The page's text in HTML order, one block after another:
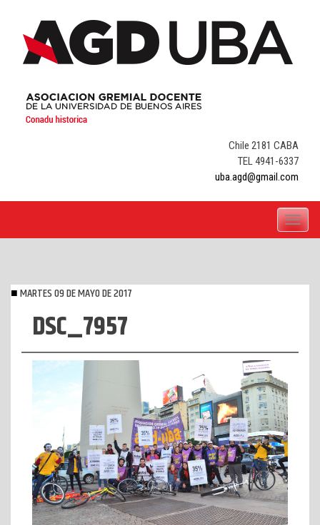
content
Chile 2181 CABA
TEL 4941-6337
uba.agd@gmail.com
Toggle
MARTES 09 DE MAYO DE 2017
DSC_7957